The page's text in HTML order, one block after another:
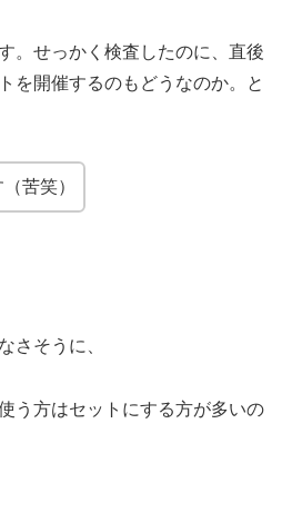
。せっかく検査したのに、直後
を開催するのもどうなのか。と
苦笑）
さそうに、
う方はセットにする方が多いの